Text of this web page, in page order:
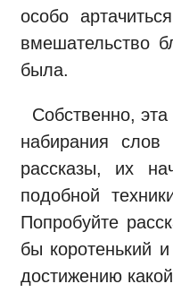
особо
вмешательство
была.
Собственно,
набирания слов
рассказы, их
подобной
Попробуйте
бы коротенький
достижению